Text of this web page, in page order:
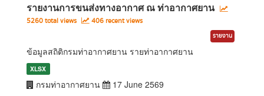
รายงานการขนส่งทางอากาศ ณ ท่าอากาศยาน
5260 total views 406 recent views
รายงาน
ข้อมูลสถิติกรมท่าอากาศยาน รายท่าอากาศยาน
XLSX
กรมท่าอากาศยาน 17 June 2569